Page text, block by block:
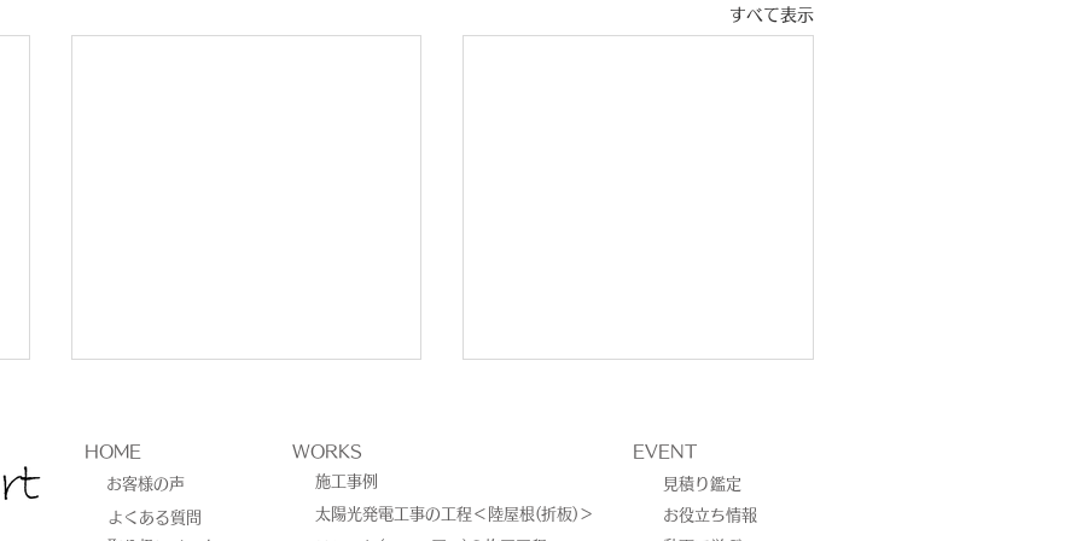
すべて表示
HOME
お客様の声
よくある質問
WORKS EVENT
施工事例
太陽光発電工事の工程＜陸屋根(折板)＞
見積り鑑定
お役立ち情報